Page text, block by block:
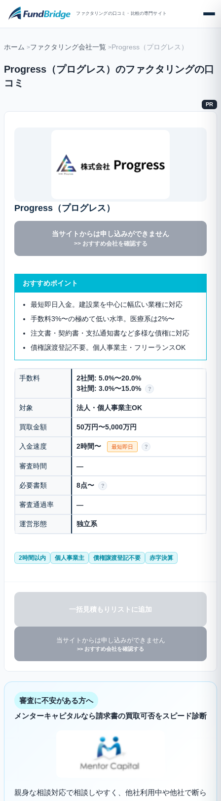
ファクタリングの口コミ・比較の専門サイト
ホーム ファクタリング会社一覧 Progress（プログレス）
Progress（プログレス）のファクタリングの口
コミ
PR
Progress（プログレス）
当サイトからは申し込みができません
>> おすすめ会社を確認する
おすすめポイント
最短即日入金。建設業を中心に幅広い業種に対応
手数料3%〜の極めて低い水準。医療系は2%〜
注文書・契約書・支払通知書など多様な債権に対応
債権譲渡登記不要。個人事業主・フリーランスOK
手数料
2社間: 5.0%〜20.0%
3社間: 3.0%〜15.0%
?
対象 法人・個人事業主OK
買取金額 50万円〜5,000万円
入金速度 2時間〜 最短即日 ?
審査時間 —
必要書類 8点〜 ?
審査通過率 —
運営形態 独立系
2時間以内 個人事業主 債権譲渡登記不要 赤字決算
一括見積もりリストに追加
当サイトからは申し込みができません
>> おすすめ会社を確認する
審査に不安がある方へ
メンターキャピタルなら請求書の買取可否をスピード診断
親身な相談対応で相談しやすく、他社利用中や他社で断ら